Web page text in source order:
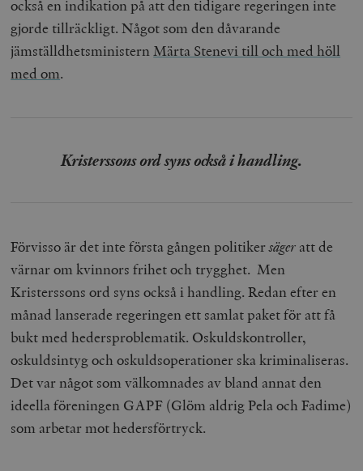
också en indikation på att den tidigare regeringen inte
gjorde tillräckligt. Något som den dåvarande
jämställdhetsministernMärta Stenevi till och med höll
med om.
Kristerssons ord syns också i handling.
Förvisso är det inte första gången politikersäger att de
värnar om kvinnors frihet och trygghet. Men
Kristerssons ord syns också i handling. Redan efter en
månad lanserade regeringen ett samlat paket för att få
bukt med hedersproblematik. Oskuldskontroller,
oskuldsintyg och oskuldsoperationer ska kriminaliseras.
Det var något som välkomnades av bland annat den
ideella föreningen GAPF (Glöm aldrig Pela och Fadime)
som arbetar mot hedersförtryck.